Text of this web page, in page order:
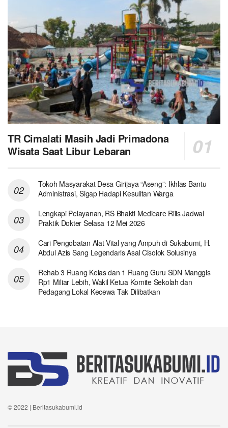
TR Cimalati Masih Jadi Primadona
Wisata Saat Libur Lebaran
Tokoh Masyarakat Desa Girijaya “Aseng”: Ikhlas Bantu
Administrasi, Sigap Hadapi Kesulitan Warga
Lengkapi Pelayanan, RS Bhakti Medicare Rilis Jadwal
Praktik Dokter Selasa 12 Mei 2026
Cari Pengobatan Alat Vital yang Ampuh di Sukabumi, H.
Abdul Azis Sang Legendaris Asal Cisolok Solusinya
Rehab 3 Ruang Kelas dan 1 Ruang Guru SDN Manggis
Rp1 Miliar Lebih, Wakil Ketua Komite Sekolah dan
Pedagang Lokal Kecewa Tak Dilibatkan
© 2022 | Beritasukabumi.id